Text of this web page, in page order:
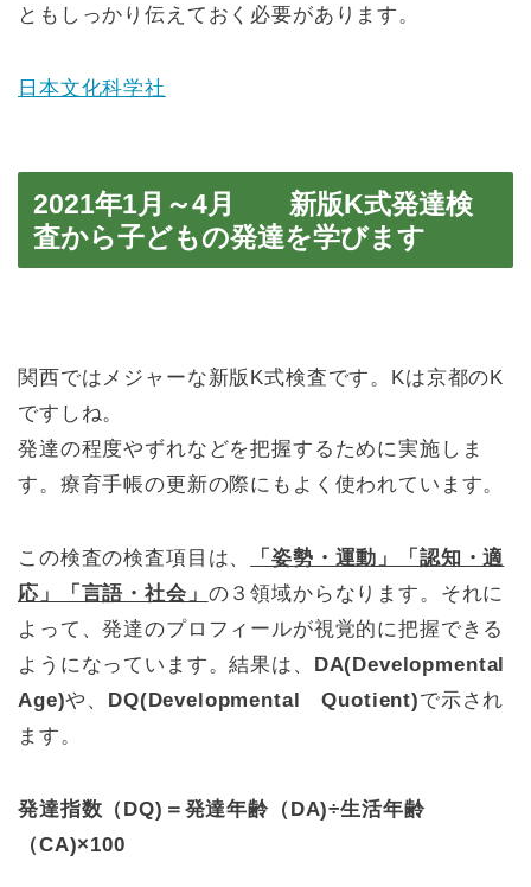
ともしっかり伝えておく必要があります。
日本文化科学社
2021年1月～4月 新版K式発達検
査から子どもの発達を学びます
関西ではメジャーな新版K式検査です。Kは京都のK
ですしね。
発達の程度やずれなどを把握するために実施しま
す。療育手帳の更新の際にもよく使われています。
この検査の検査項目は、
「姿勢・運動」「認知・適
応」「言語・社会」 の３領域からなります。それに
よって、発達のプロフィールが視覚的に把握できる
ようになっています。結果は、 DA(Developmental
Age)や、 DQ(Developmental Quotient)で示され
ます。
発達指数（DQ)＝発達年齢（DA)÷生活年齢
（CA)×100